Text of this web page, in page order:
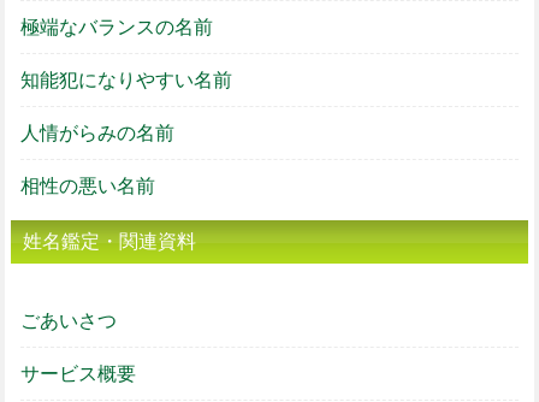
極端なバランスの名前
知能犯になりやすい名前
人情がらみの名前
相性の悪い名前
姓名鑑定・関連資料
ごあいさつ
サービス概要